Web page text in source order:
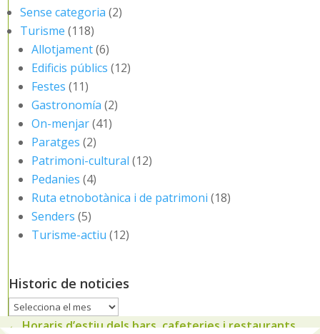
Sense categoria (2)
Turisme (118)
Allotjament(6)
Edificis públics (12)
Festes (11)
Gastronomía (2)
On-menjar(41)
Paratges (2)
Patrimoni-cultural (12)
Pedanies (4)
Ruta etnobotànica i de patrimoni (18)
Senders (5)
Turisme-actiu (12)
Historic de noticies
Historic
de
←Horaris d’estiu dels bars, cafeteries i restaurants